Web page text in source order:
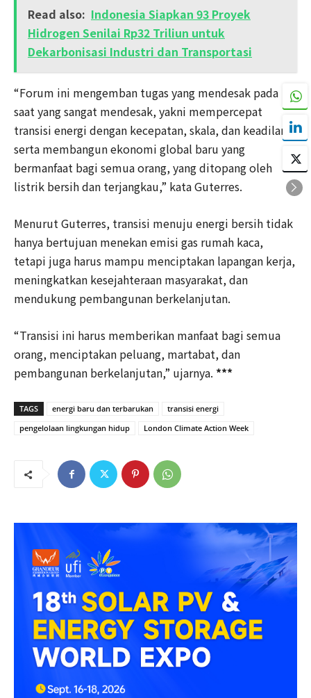
Read also: Indonesia Siapkan 93 Proyek
Hidrogen Senilai Rp32 Triliun untuk
Dekarbonisasi Industri dan Transportasi
“Forum ini mengemban tugas yang mendesak pada
saat yang sangat mendesak, yakni mempercepat
transisi energi dengan kecepatan, skala, dan keadilan,
serta membangun ekonomi global baru yang
bermanfaat bagi semua orang, yang ditopang oleh
listrik bersih dan terjangkau,” kata Guterres.
Menurut Guterres, transisi menuju energi bersih tidak
hanya bertujuan menekan emisi gas rumah kaca,
tetapi juga harus mampu menciptakan lapangan kerja,
meningkatkan kesejahteraan masyarakat, dan
mendukung pembangunan berkelanjutan.
“Transisi ini harus memberikan manfaat bagi semua
orang, menciptakan peluang, martabat, dan
pembangunan berkelanjutan,” ujarnya. ***
TAGS energi baru dan terbarukan
transisi energi
pengelolaan lingkungan hidup
London Climate Action Week